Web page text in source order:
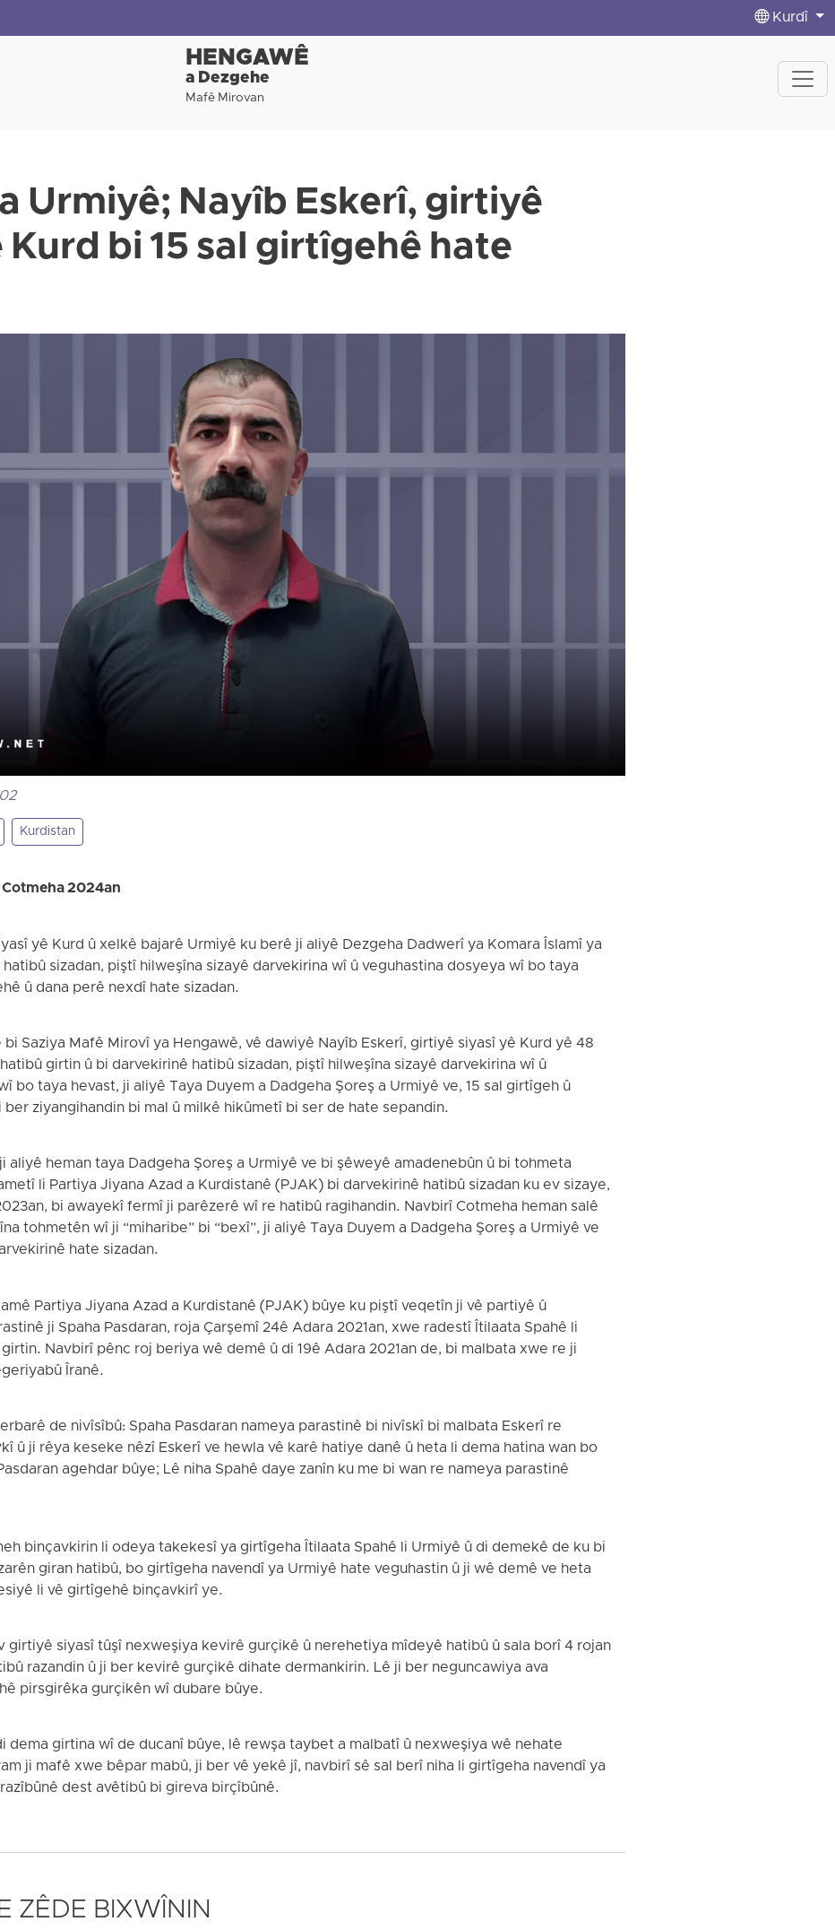
Kurdî
HENGAWÊ
a Dezgehe
Mafê Mirovan
Urmiyê; Nayîb Eskerî, girtiyê
Kurd bi 15 sal girtîgehê hate
Kurdistan
2024an
yê Kurd û xelkê bajarê Urmiyê ku berê ji aliyê Dezgeha Dadwerî ya Komara Îslamî ya
sizadan, piştî hilweşîna sizayê darvekirina wî û veguhastina dosyeya wî bo taya
û dana perê nexdî hate sizadan.
bi Saziya Mafê Mirovî ya Hengawê, vê dawiyê Nayîb Eskerî, girtiyê siyasî yê Kurd yê 48
girtin û bi darvekirinê hatibû sizadan, piştî hilweşîna sizayê darvekirina wî û
bo taya hevast, ji aliyê Taya Duyem a Dadgeha Şoreş a Urmiyê ve, 15 sal girtîgeh û
ziyangihandin bi mal û milkê hikûmetî bi ser de hate sepandin.
aliyê heman taya Dadgeha Şoreş a Urmiyê ve bi şêweyê amadenebûn û bi tohmeta
li Partiya Jiyana Azad a Kurdistanê (PJAK) bi darvekirinê hatibû sizadan ku ev sizaye,
bi awayekî fermî ji parêzerê wî re hatibû ragihandin. Navbirî Cotmeha heman salê
tohmetên wî ji “miharibe” bi “bexî”, ji aliyê Taya Duyem a Dadgeha Şoreş a Urmiyê ve
hate sizadan.
Partiya Jiyana Azad a Kurdistanê (PJAK) bûye ku piştî veqetîn ji vê partiyê û
ji Spaha Pasdaran, roja Çarşemî 24ê Adara 2021an, xwe radestî Îtilaata Spahê li
Navbirî pênc roj beriya wê demê û di 19ê Adara 2021an de, bi malbata xwe re ji
Îranê.
de nivîsîbû: Spaha Pasdaran nameya parastinê bi nivîskî bi malbata Eskerî re
û ji rêya keseke nêzî Eskerî ve hewla vê karê hatiye danê û heta li dema hatina wan bo
agehdar bûye; Lê niha Spahê daye zanîn ku me bi wan re nameya parastinê
binçavkirin li odeya takekesî ya girtîgeha Îtilaata Spahê li Urmiyê û di demekê de ku bi
giran hatibû, bo girtîgeha navendî ya Urmiyê hate veguhastin û ji wê demê ve heta
li vê girtîgehê binçavkirî ye.
girtiyê siyasî tûşî nexweşiya kevirê gurçikê û nerehetiya mîdeyê hatibû û sala borî 4 rojan
razandin û ji ber kevirê gurçikê dihate dermankirin. Lê ji ber neguncawiya ava
pirsgirêka gurçikên wî dubare bûye.
dema girtina wî de ducanî bûye, lê rewşa taybet a malbatî û nexweşiya wê nehate
ji mafê xwe bêpar mabû, ji ber vê yekê jî, navbirî sê sal berî niha li girtîgeha navendî ya
dest avêtibû bi gireva birçîbûnê.
ZÊDE BIXWÎNIN